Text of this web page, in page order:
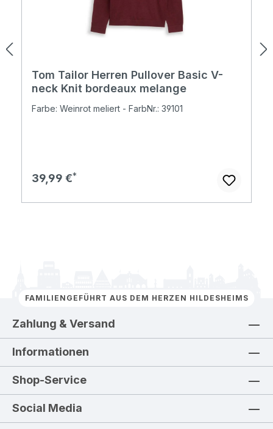
Tom Tailor Herren Pullover Basic V-
neck Knit bordeaux melange
Farbe: Weinrot meliert - FarbNr.: 39101
Regulärer Preis:
39,99 €
FAMILIENGEFÜHRT AUS DEM HERZEN HILDESHEIMS
Zahlung & Versand
Informationen
Shop-Service
Social Media